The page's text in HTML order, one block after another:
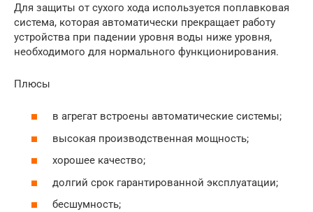
Для защиты от сухого хода используется поплавковая
система, которая автоматически прекращает работу
устройства при падении уровня воды ниже уровня,
необходимого для нормального функционирования.
Плюсы
в агрегат встроены автоматические системы;
высокая производственная мощность;
хорошее качество;
долгий срок гарантированной эксплуатации;
бесшумность;